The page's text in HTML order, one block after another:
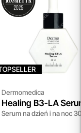
Dermomedica
Healing B3-LA
Serum na dzień i na noc